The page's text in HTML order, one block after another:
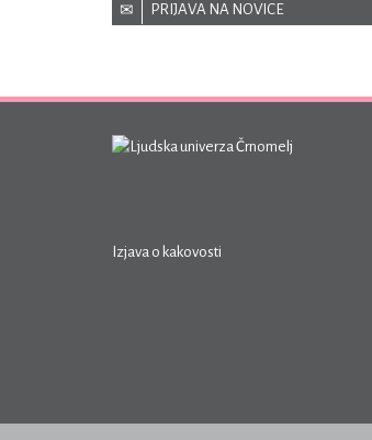
PRIJAVA NA NOVICE
Izjava o kakovosti